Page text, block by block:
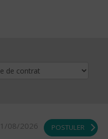
08/2026 POSTULER